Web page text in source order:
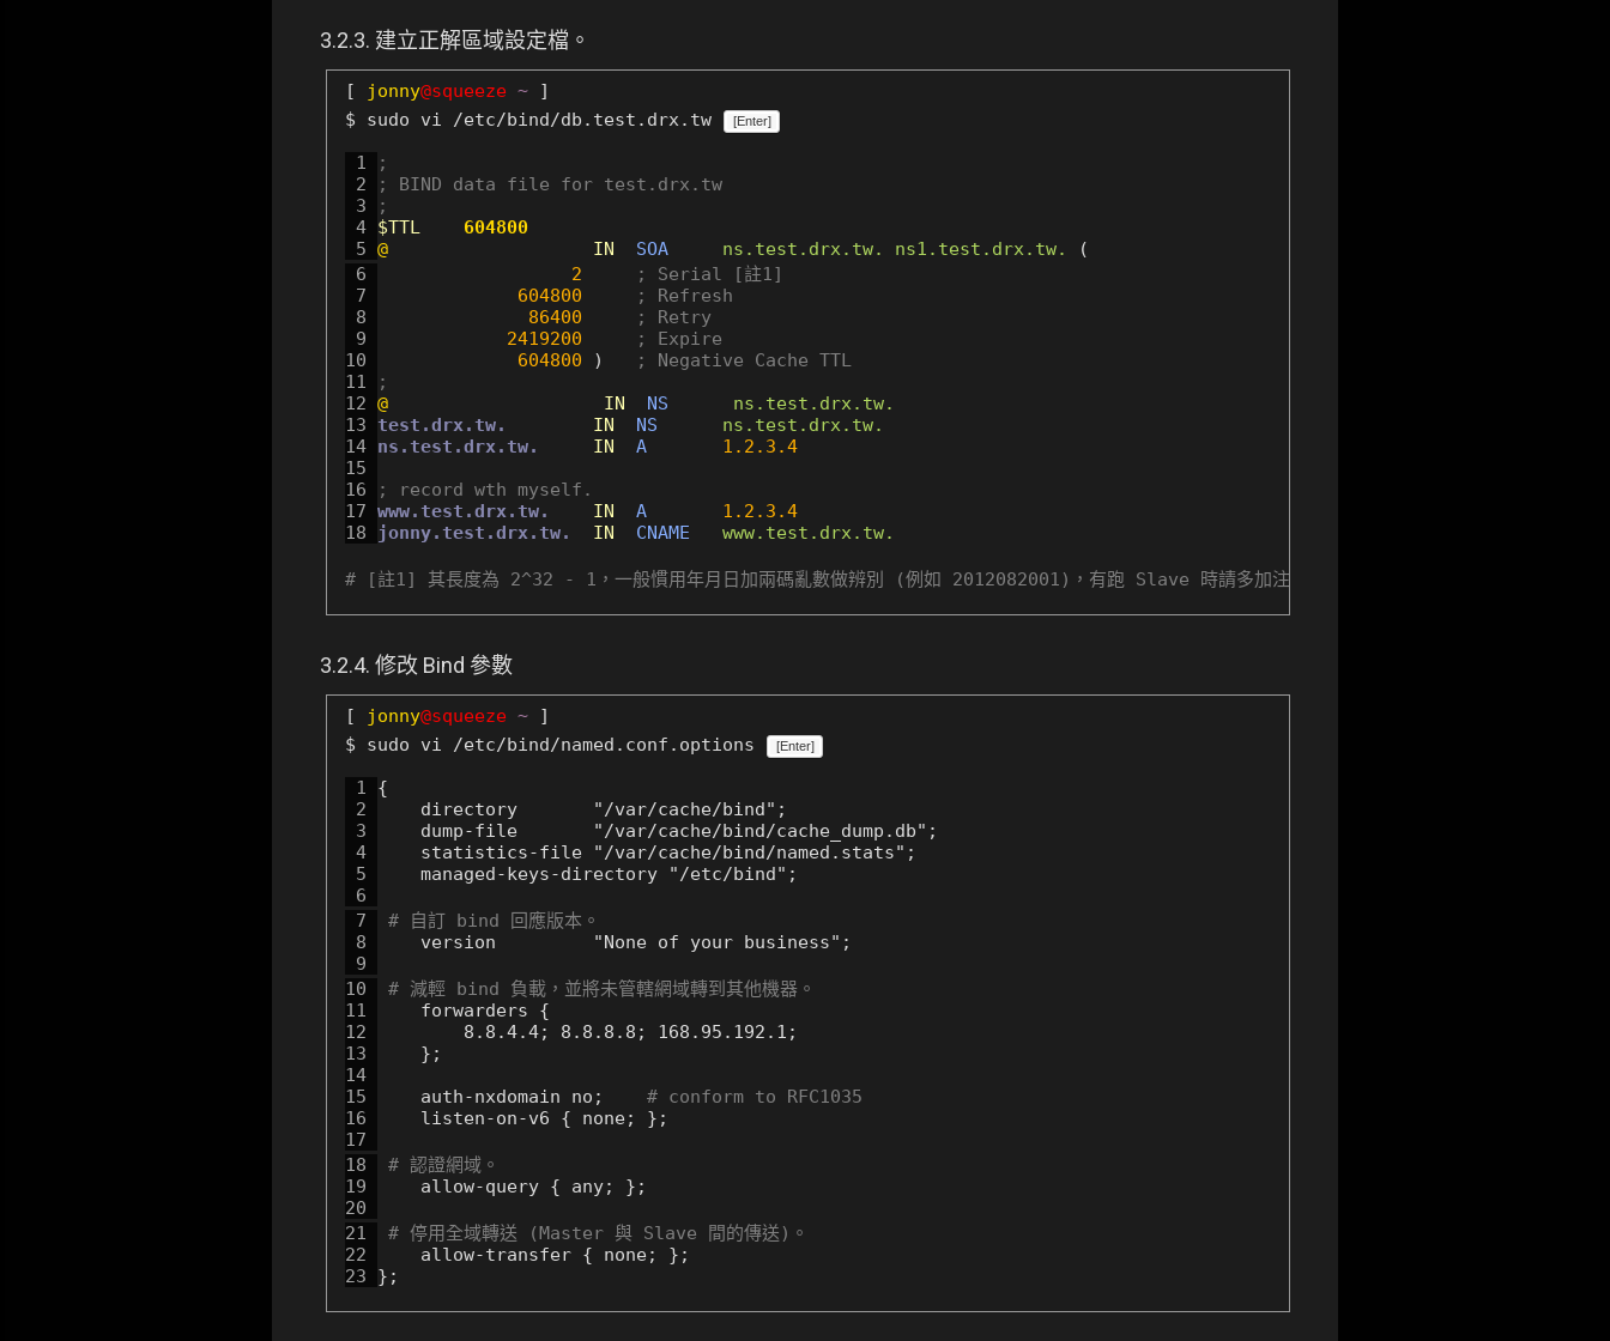
3.2.3. 建立正解區域設定檔。
[ jonny@squeeze ~ ]
$ sudo vi /etc/bind/db.test.drx.tw
[Enter]
1
;
2
; BIND data file for test.drx.tw
3
;
4 $TTL 604800
5 @ IN SOA ns.test.drx.tw. ns1.test.drx.tw.
6
2
; Serial [註1]
7
604800
; Refresh
8
86400
; Retry
9
2419200
; Expire
10
604800 )
; Negative Cache TTL
11
;
12 @ IN NS
ns.test.drx.tw.
13 test.drx.tw. IN NS
ns.test.drx.tw.
14 ns.test.drx.tw. IN A
1.2.3.4
15
16
; record wth myself.
17 www.test.drx.tw. IN A
1.2.3.4
18
jonny.test.drx.tw. IN CNAME www.test.drx.tw.
# [註1] 其長度為 2^32 - 1，一般慣用年月日加兩碼亂數做辨別 (例如 2012082001)，有跑 Slave 時請多加注意，若數字過長、超過上限則會以餘數
3.2.4. 修改 Bind 參數
[ jonny@squeeze ~ ]
$ sudo vi /etc/bind/named.conf.options
[Enter]
1
2
3
4
5
6
7
# 自訂 bind 回應版本。
8
9
10
# 減輕 bind 負載，並將未管轄網域轉到其他機器。
11
12
13
14
15
    auth-nxdomain no;
# conform to RFC1035
16
17
18
# 認證網域。
19
20
21
# 停用全域轉送 (Master 與 Slave 間的傳送)。
22
23 };